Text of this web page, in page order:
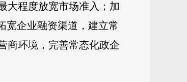
大程度放宽市场准入；加
宽企业融资渠道，建立常
商环境，完善常态化政企